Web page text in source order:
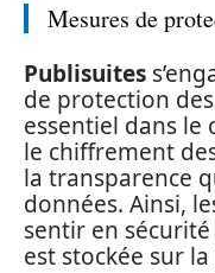
Mesures de
Publisuites
de protection
essentiel dans le
le chiffrement
la transparence
données. Ainsi,
sentir en
est stockée sur